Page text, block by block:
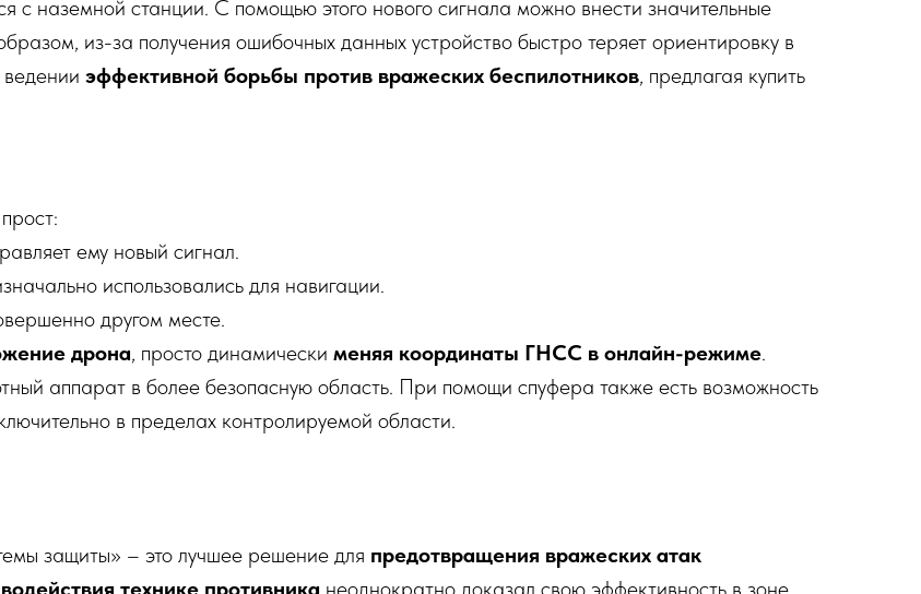
с наземной станции. С помощью этого нового сигнала можно внести значительные
из-за получения ошибочных данных устройство быстро теряет ориентировку в
эффективной борьбы против вражеских беспилотников, предлагая купить
ему новый сигнал.
использовались для навигации.
другом месте.
дрона, просто динамически меняя координаты ГНСС в онлайн-режиме.
аппарат в более безопасную область. При помощи спуфера также есть возможность
в пределах контролируемой области.
защиты» – это лучшее решение для предотвращения вражеских атак